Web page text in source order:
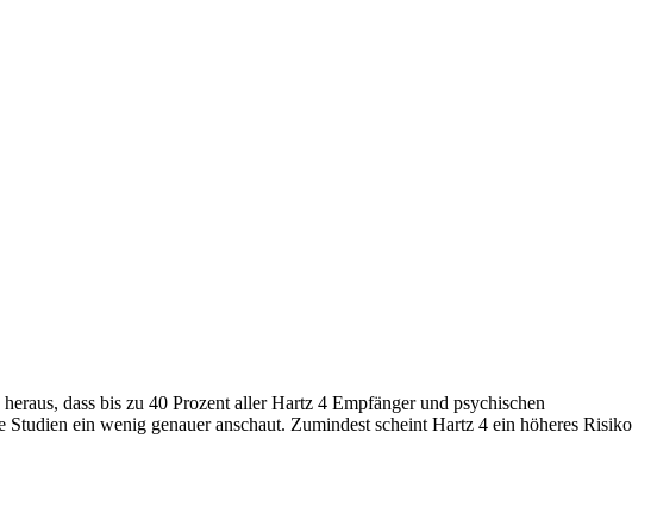
dass bis zu 40 Prozent aller Hartz 4 Empfänger und psychischen
ein wenig genauer anschaut. Zumindest scheint Hartz 4 ein höheres Risiko